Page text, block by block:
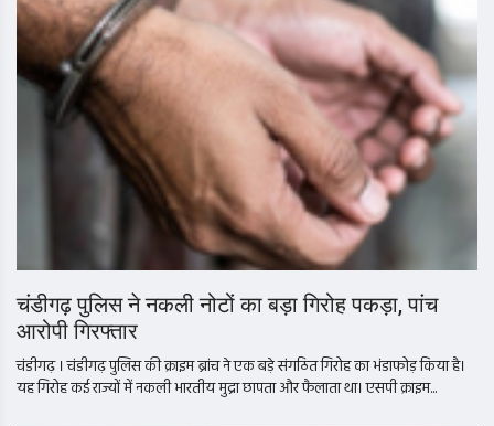
चंडीगढ़ पुलिस ने नकली नोटों का बड़ा गिरोह पकड़ा, पांच
आरोपी गिरफ्तार
चंडीगढ़ । चंडीगढ़ पुलिस की क्राइम ब्रांच ने एक बड़े संगठित गिरोह का भंडाफोड़ किया है।
यह गिरोह कई राज्यों में नकली भारतीय मुद्रा छापता और फैलाता था। एसपी क्राइम...